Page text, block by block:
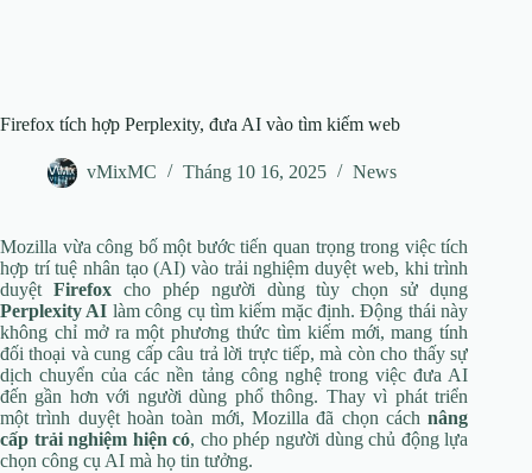
Firefox tích hợp Perplexity, đưa AI vào tìm kiếm web
vMixMC Tháng 10 16, 2025 News
Mozilla vừa công bố một bước tiến quan trọng trong việc tích
hợp trí tuệ nhân tạo (AI) vào trải nghiệm duyệt web, khi trình
duyệt Firefoxcho phép người dùng tùy chọn sử dụng
Perplexity AI làm công cụ tìm kiếm mặc định. Động thái này
không chỉ mở ra một phương thức tìm kiếm mới, mang tính
đối thoại và cung cấp câu trả lời trực tiếp, mà còn cho thấy sự
dịch chuyển của các nền tảng công nghệ trong việc đưa AI
đến gần hơn với người dùng phổ thông. Thay vì phát triển
một trình duyệt hoàn toàn mới, Mozilla đã chọn cáchnâng
cấp trải nghiệm hiện có, cho phép người dùng chủ động lựa
chọn công cụ AI mà họ tin tưởng.